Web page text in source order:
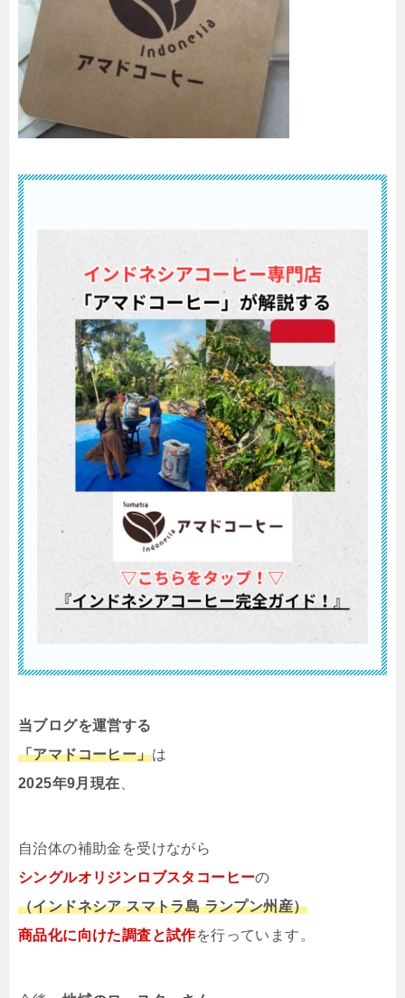
当ブログを運営する
「アマドコーヒー」は
2025年9月現在
自治体の補助金を受けながら
シングルオリジンロブスタコーヒーの
（インドネシア スマトラ島 ランプン州産）
商品化に向けた調査と試作を行っています。